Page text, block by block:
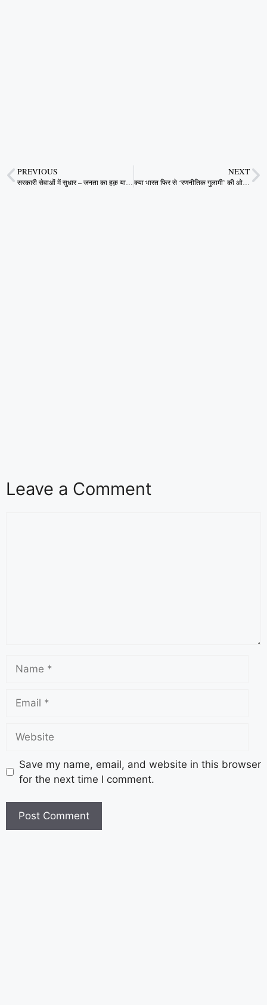
PREVIOUS
सरकारी सेवाओं में सुधार – जनता का हक़ या शासन की कृपा?
NEXT
क्या भारत फिर से ‘रणनीतिक गुलामी’ की ओर बढ़ रहा है?
Leave a Comment
Save my name, email, and website in this browser
for the next time I comment.